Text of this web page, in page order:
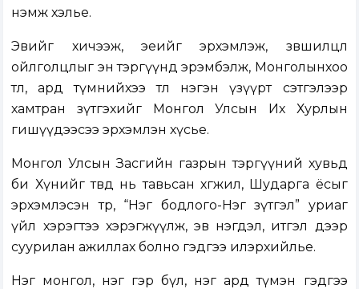
нэмж хэлье.
Эвийг хичээж, эеийг эрхэмлэж, зөвшилцөл
ойлголцлыг эн тэргүүнд эрэмбэлж, Монголынхоо
төлөө, ард түмнийхээ төлөө нэгэн үзүүрт сэтгэлээр
хамтран зүтгэхийг Монгол Улсын Их Хурлын
гишүүдээсээ эрхэмлэн хүсье.
Монгол Улсын Засгийн газрын тэргүүний хувьд
би Хүнийг төвд нь тавьсан хөгжил, Шударга ёсыг
эрхэмлэсэн төр, “Нэг бодлого-Нэг зүтгэл” уриаг
үйл хэрэгтээ хэрэгжүүлж, эв нэгдэл, итгэл дээр
суурилан ажиллах болно гэдгээ илэрхийлье.
Нэг монгол, нэг гэр бүл, нэг ард түмэн гэдгээ